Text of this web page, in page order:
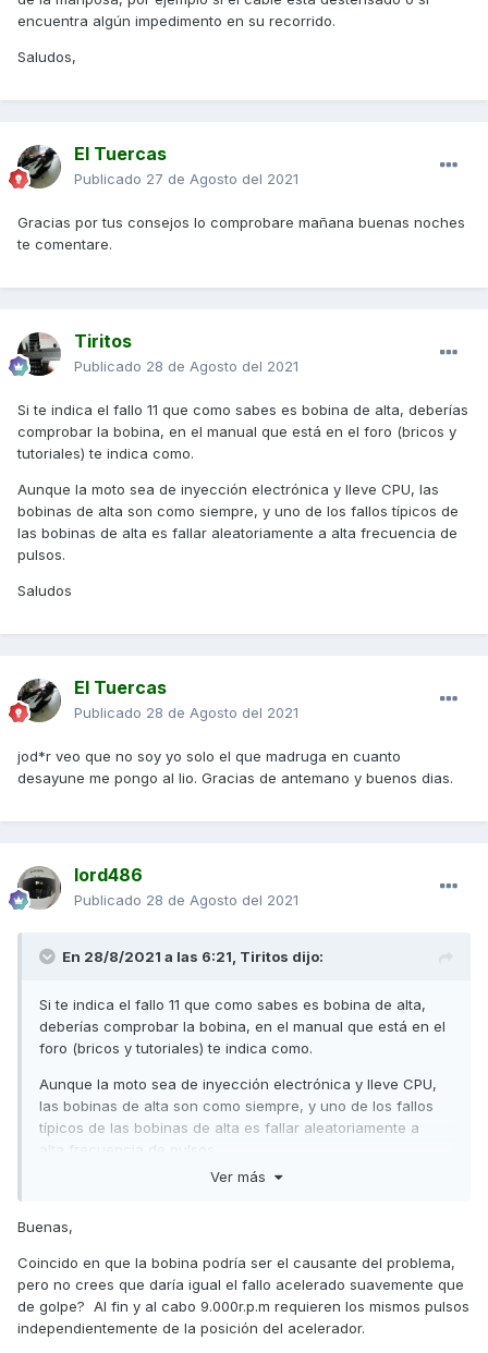
encuentra algún impedimento en su recorrido.
Saludos,
El Tuercas
Publicado 27 de Agosto del 2021
Gracias por tus consejos lo comprobare mañana buenas noches
te comentare.
Tiritos
Publicado 28 de Agosto del 2021
Si te indica el fallo 11 que como sabes es bobina de alta, deberías
comprobar la bobina, en el manual que está en el foro (bricos y
tutoriales) te indica como.
Aunque la moto sea de inyección electrónica y lleve CPU, las
bobinas de alta son como siempre, y uno de los fallos típicos de
las bobinas de alta es fallar aleatoriamente a alta frecuencia de
pulsos.
Saludos
El Tuercas
Publicado 28 de Agosto del 2021
jod*r veo que no soy yo solo el que madruga en cuanto
desayune me pongo al lio. Gracias de antemano y buenos dias.
lord486
Publicado 28 de Agosto del 2021
En 28/8/2021 a las 6:21, Tiritos dijo:
Si te indica el fallo 11 que como sabes es bobina de alta,
deberías comprobar la bobina, en el manual que está en el
foro (bricos y tutoriales) te indica como.
Aunque la moto sea de inyección electrónica y lleve CPU,
las bobinas de alta son como siempre, y uno de los fallos
típicos de las bobinas de alta es fallar aleatoriamente a
alta frecuencia de pulsos.
Ver más
Buenas,
Coincido en que la bobina podría ser el causante del problema,
pero no crees que daría igual el fallo acelerado suavemente que
de golpe? Al fin y al cabo 9.000r.p.m requieren los mismos pulsos
independientemente de la posición del acelerador.